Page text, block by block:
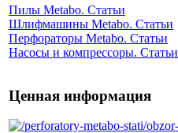
Пилы Metabo. Статьи
Шлифмашины Metabo. Статьи
Перфораторы Metabo. Статьи
Насосы и компрессоры. Статьи
Ценная информация